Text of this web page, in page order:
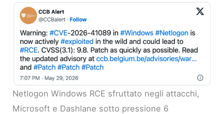
Netlogon Windows RCE sfruttato negli attacchi,
Microsoft e Dashlane sotto pressione 6